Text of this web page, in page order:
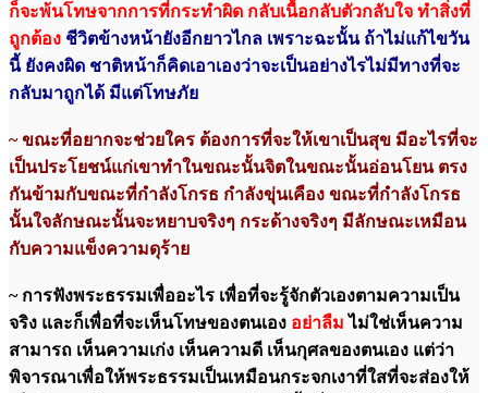
ก็จะพ้นโทษจากการที่กระทำผิด กลับเนื้อกลับตัวกลับใจ ทำสิ่งที่
ถูกต้อง ชีวิตข้างหน้ายังอีกยาวไกล เพราะฉะนั้น ถ้าไม่แก้ไขวัน
นี้ ยังคงผิด ชาติหน้าก็คิดเอาเองว่าจะเป็นอย่างไรไม่มีทางที่จะ
กลับมาถูกได้ มีแต่โทษภัย
~ ขณะที่อยากจะช่วยใคร ต้องการที่จะให้เขาเป็นสุข มีอะไรที่จะ
เป็นประโยชน์แก่เขาทำในขณะนั้นจิตในขณะนั้นอ่อนโยน ตรง
กันข้ามกับขณะที่กำลังโกรธ กำลังขุ่นเคือง ขณะที่กำลังโกรธ
นั้นใจลักษณะนั้นจะหยาบจริงๆ กระด้างจริงๆ มีลักษณะเหมือน
กับความแข็งความดุร้าย
~ การฟังพระธรรมเพื่ออะไร เพื่อที่จะรู้จักตัวเองตามความเป็น
จริง และก็เพื่อที่จะเห็นโทษของตนเอง อย่าลืม ไม่ใช่เห็นความ
สามารถ เห็นความเก่ง เห็นความดี เห็นกุศลของตนเอง แต่ว่า
พิจารณาเพื่อให้พระธรรมเป็นเหมือนกระจกเงาที่ใสที่จะส่องให้